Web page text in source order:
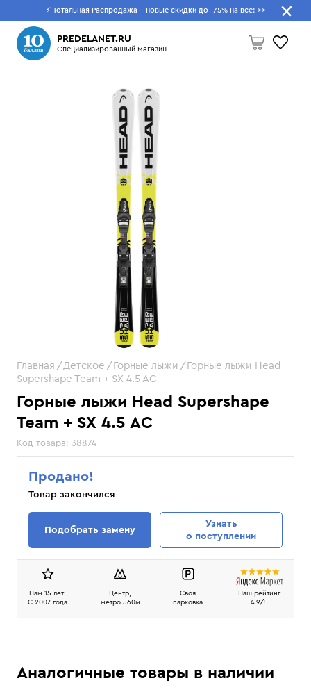
⚡ Тотальная Распродажа - новые скидки до -75% на все! >>
PREDELANET.RU
Специализированный магазин
Что будем искать?
Горные лыжи Head Supershape
Team + SX 4.5 AC
Код товара: 38874
Главная Детское Горные лыжи
Горные лыжи Head
Supershape Team + SX 4.5 AC
Продано!
Товар закончился
Подобрать замену
Узнать
о поступлении
Нам 15 лет!
C 2007 года
Центр,
метро 560м
Своя
парковка
Наш рейтинг
4.9/5
Аналогичные товары в наличии